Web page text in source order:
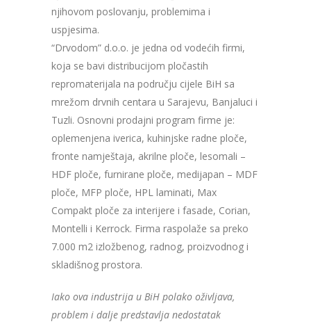
njihovom poslovanju, problemima i
uspjesima.
“Drvodom” d.o.o. je jedna od vodećih firmi,
koja se bavi distribucijom pločastih
repromaterijala na području cijele BiH sa
mrežom drvnih centara u Sarajevu, Banjaluci i
Tuzli. Osnovni prodajni program firme je:
oplemenjena iverica, kuhinjske radne ploče,
fronte namještaja, akrilne ploče, lesomali –
HDF ploče, furnirane ploče, medijapan – MDF
ploče, MFP ploče, HPL laminati, Max
Compakt ploče za interijere i fasade, Corian,
Montelli i Kerrock. Firma raspolaže sa preko
7.000 m2 izložbenog, radnog, proizvodnog i
skladišnog prostora.
Iako ova industrija u BiH polako oživljava,
problem i dalje predstavlja nedostatak